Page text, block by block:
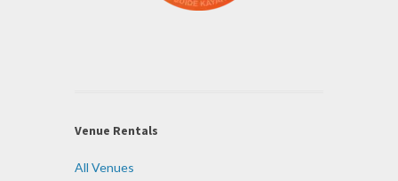
Venue Rentals
All Venues